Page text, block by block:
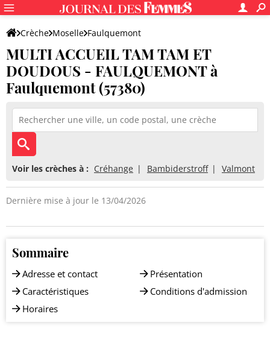
Crèche Moselle Faulquemont
MULTI ACCUEIL TAM TAM ET DOUDOUS - FAULQUEMONT
MULTI ACCUEIL TAM TAM ET
DOUDOUS - FAULQUEMONT à
Faulquemont (57380)
Voir les crèches à : Créhange Bambiderstroff Valmont
Dernière mise à jour le 13/04/2026
Sommaire
Adresse et contact
Caractéristiques
Horaires
Présentation
Conditions d'admission